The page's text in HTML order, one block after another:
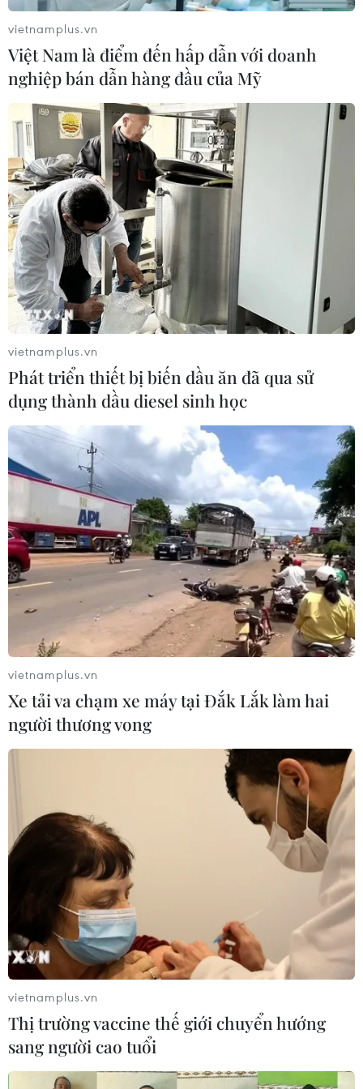
Thanh Mẫn tiếp Đại sứ
Malaysia Tan Yang Thai
chào từ biệt
06/08/2026 12:23
Malaysia thăm chính thức
Việt Nam
06/08/2026 05:34
Việt Nam và Lào thúc đẩy
05/08/2026 23:43
Thái Lan: Lạm phát hạ
05/08/2026 22:59
Việt Nam-Lào đẩy mạnh
hợp tác toàn diện về quốc
phòng
05/08/2026 14:58
Thường trực Ban Bí thư
Trần Cẩm Tú tiếp Đại sứ
Singapore Rajpal Singh
05/08/2026 14:54
Xem thêm
Phó Tổng Biên tập: NGUYỄN THỊ TÁM, KHÚC THANH
THỦY
Sở hữu trí tuệ
Quy định sử dụng
RSS
Ngôn ngữ
TTXVN
Dịch vụ tin
Quảng cáo
Liên hệ
cấp ngày 11/9/2008.
vietnamplus.vn
Việt Nam là điểm đến hấp dẫn với doanh
nghiệp bán dẫn hàng đầu của Mỹ
vietnamplus.vn
Phát triển thiết bị biến dầu ăn đã qua sử
dụng thành dầu diesel sinh học
vietnamplus.vn
Xe tải va chạm xe máy tại Đắk Lắk làm hai
người thương vong
vietnamplus.vn
Thị trường vaccine thế giới chuyển hướng
sang người cao tuổi